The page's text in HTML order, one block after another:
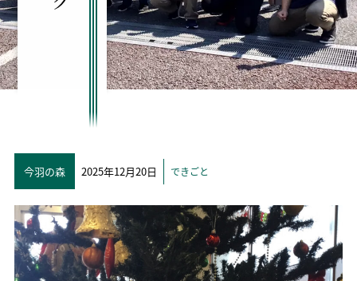
今羽の森 2025年12月20日 できごと